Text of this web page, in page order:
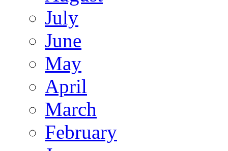
July
June
May
April
March
February